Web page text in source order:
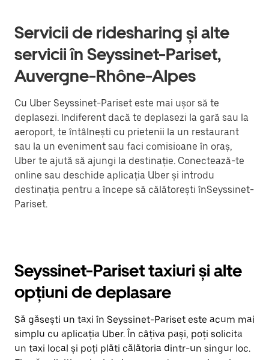
Servicii de ridesharing și alte
servicii în Seyssinet-Pariset,
Auvergne-Rhône-Alpes
Cu Uber Seyssinet-Pariset este mai ușor să te
deplasezi. Indiferent dacă te deplasezi la gară sau la
aeroport, te întâlnești cu prietenii la un restaurant
sau la un eveniment sau faci comisioane în oraș,
Uber te ajută să ajungi la destinație. Conectează-te
online sau deschide aplicația Uber și introdu
destinația pentru a începe să călătorești înSeyssinet-
Pariset.
Seyssinet-Pariset taxiuri și alte
opțiuni de deplasare
Să găsești un taxi în Seyssinet-Pariset este acum mai
simplu cu aplicația Uber. În câțiva pași, poți solicita
un taxi local și poți plăti călătoria dintr-un singur loc.